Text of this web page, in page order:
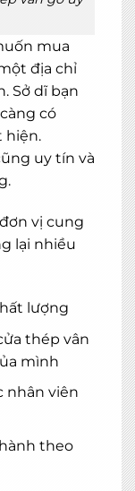
mua
địa chỉ
Sở dĩ bạn
có
hiện.
uy tín và
vị cung
lại nhiều
lượng
thép vân
mình
nhân viên
theo